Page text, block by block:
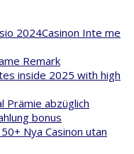
2024Casinon Inte me
Remark
inside 2025 with high
Prämie abzüglich
bonus
Nya Casinon utan